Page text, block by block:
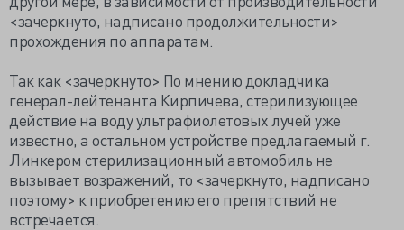
<зачеркнуто, надписано продолжительности>
прохождения по аппаратам.
Так как <зачеркнуто> По мнению докладчика
генерал-лейтенанта Кирпичева, стерилизующее
действие на воду ультрафиолетовых лучей уже
известно, а остальном устройстве предлагаемый г.
Линкером стерилизационный автомобиль не
вызывает возражений, то <зачеркнуто, надписано
поэтому> к приобретению его препятствий не
встречается.